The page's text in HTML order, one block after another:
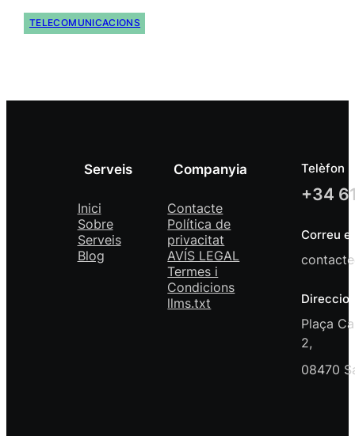
TELECOMUNICACIONS
Serveis
Inici
Sobre
Serveis
Blog
Companyia
Contacte
Política de
privacitat
AVÍS LEGAL
Termes i
Condicions
llms.txt
Telèfon
+34
Correu
Direccio
Plaça
2,
08470